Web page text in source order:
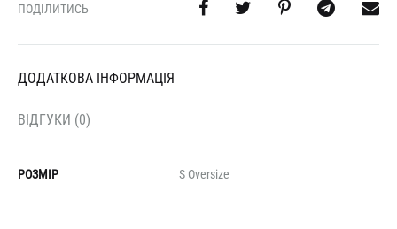
ПОДІЛИТИСЬ
ДОДАТКОВА ІНФОРМАЦІЯ
ВІДГУКИ (0)
РОЗМІР S Oversize